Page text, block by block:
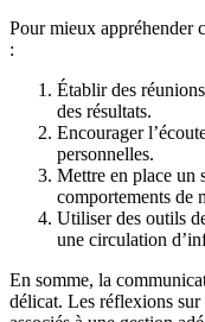
Pour mieux appréhender
:
Établir des
des résultats.
Encourager
personnelles.
Mettre en place un
comportements de
Utiliser des outils
une circulation
En somme, la
délicat. Les réflexions sur